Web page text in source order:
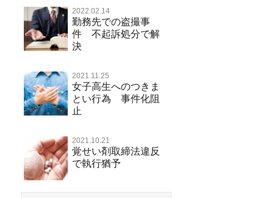
風営法・風適法違反
文書偽造・偽造文書行使
放火・失火
名誉棄損罪・侮辱
2022.02.14
勤務先での盗撮事
件 不起訴処分で解
決
2021.11.25
女子高生へのつきま
とい行為 事件化阻
止
2021.10.21
覚せい剤取締法違反
で執行猶予